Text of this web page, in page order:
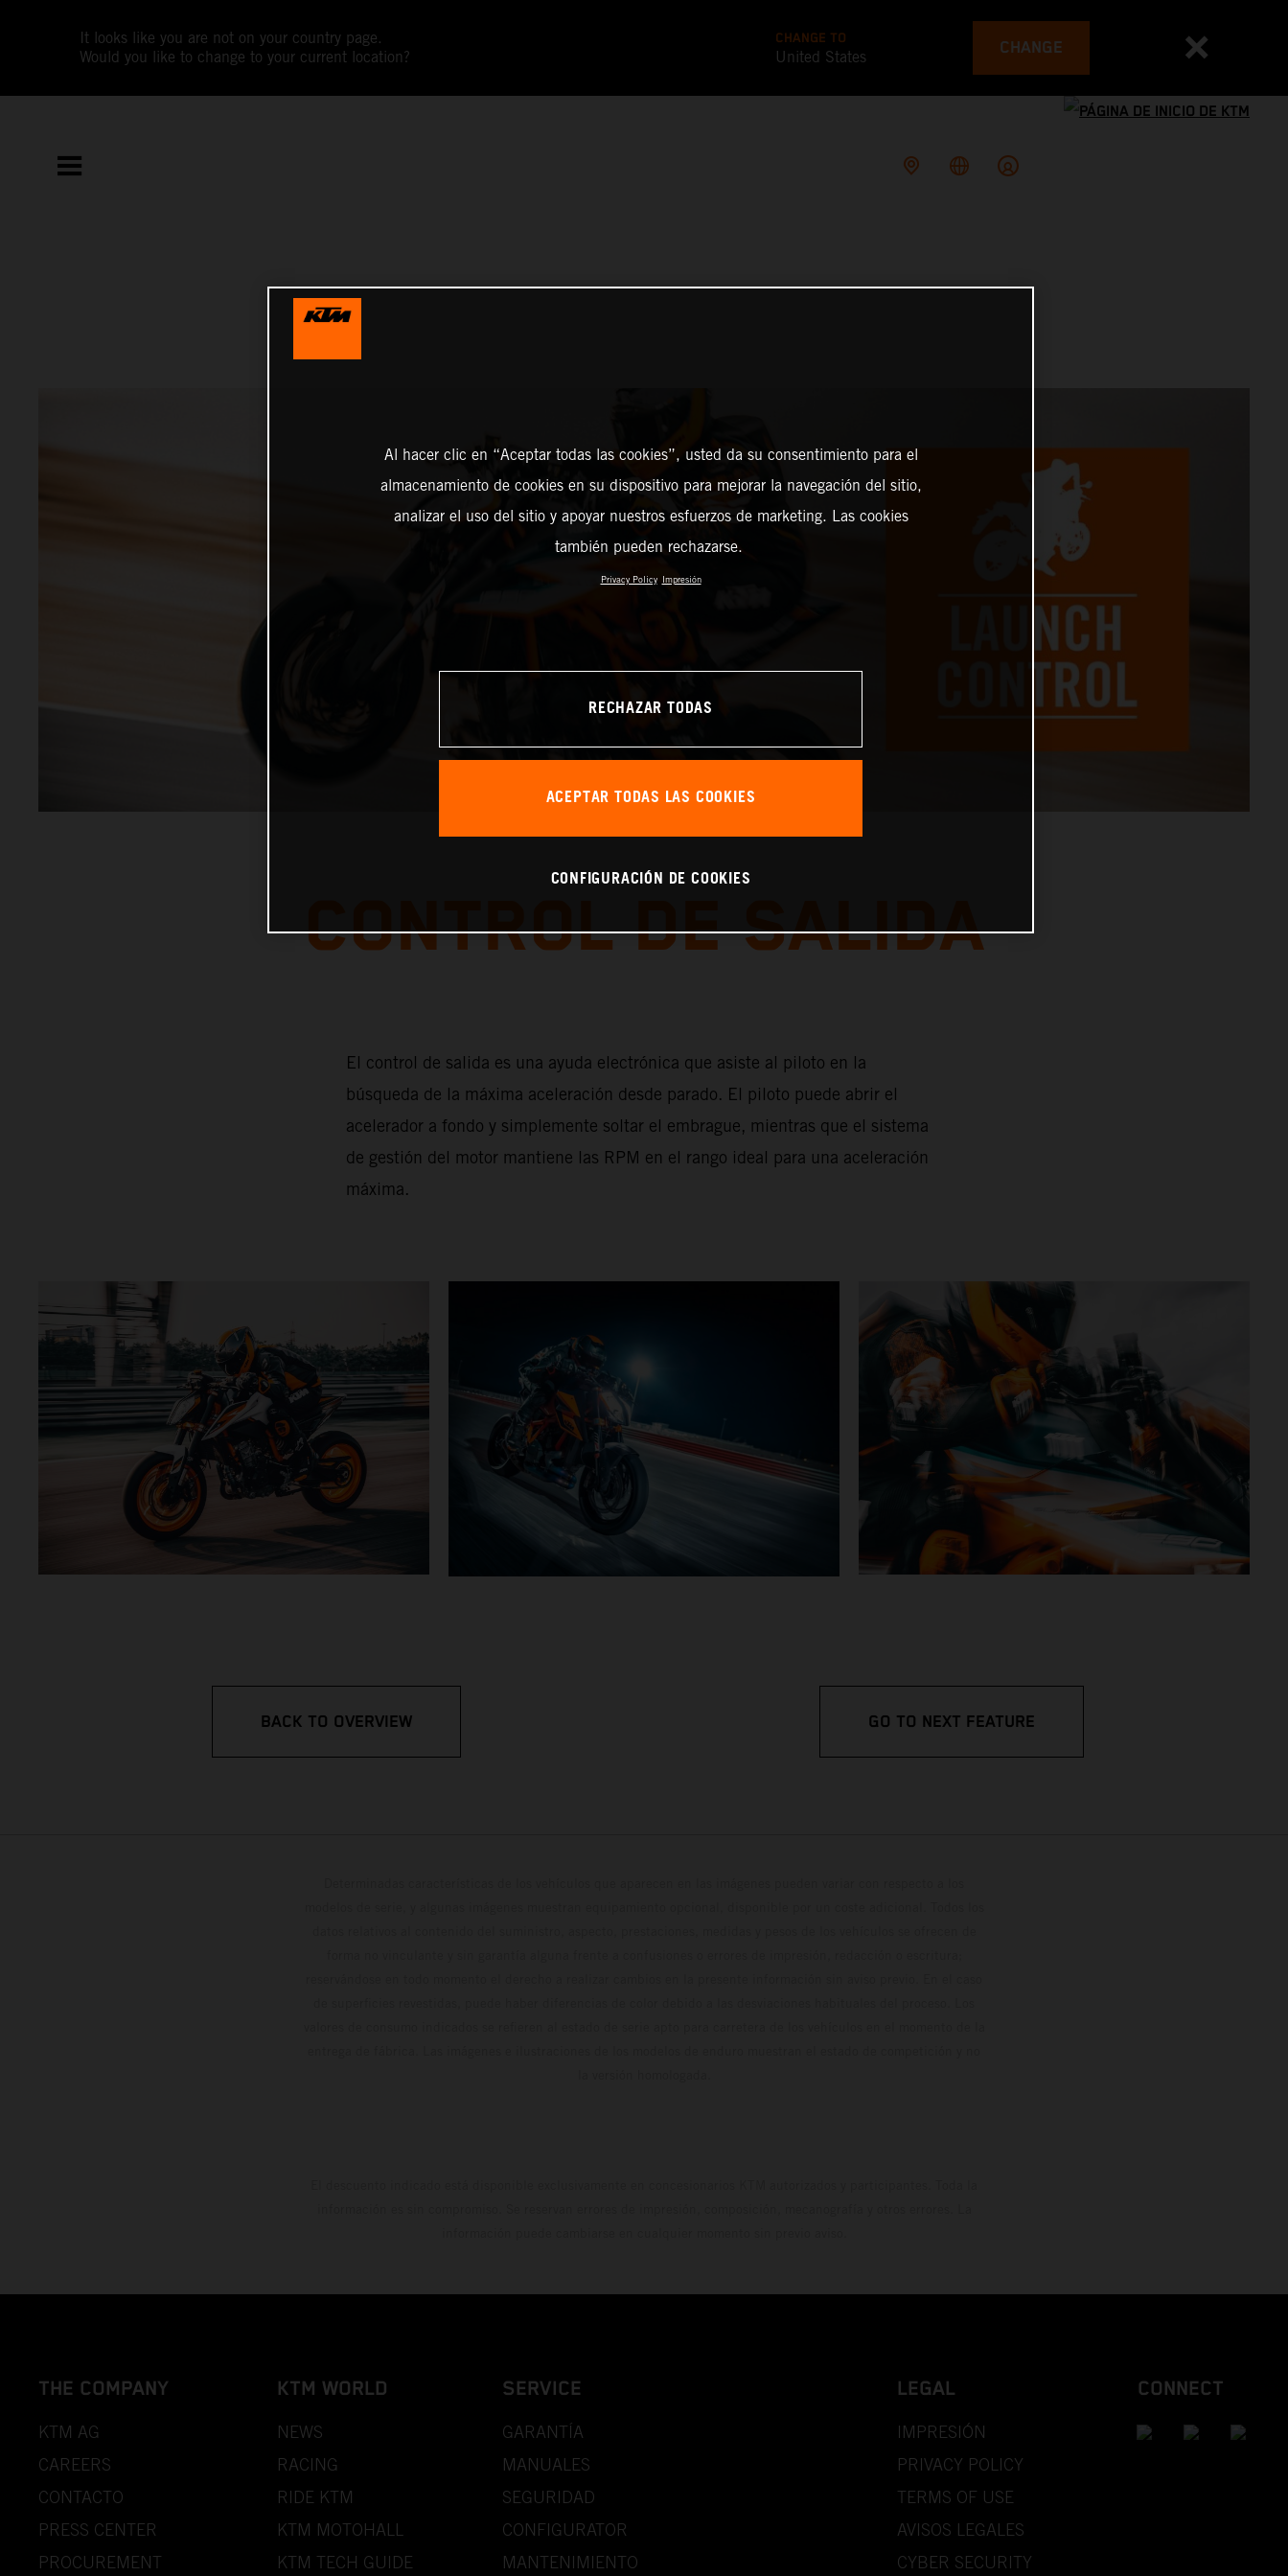
It looks like you are not on your country page.
Would you like to change to your current location?
CHANGE TO
United States CHANGE
CONTROL DE SALIDA
El control de salida es una ayuda electrónica que asiste al piloto en la
búsqueda de la máxima aceleración desde parado. El piloto puede abrir el
acelerador a fondo y simplemente soltar el embrague, mientras que el sistema
de gestión del motor mantiene las RPM en el rango ideal para una aceleración
máxima.
BACK TO OVERVIEW GO TO NEXT FEATURE
THE COMPANY
KTM AG
CAREERS
CONTACTO
PRESS CENTER
PROCUREMENT
KTM WORLD
NEWS
RACING
RIDE KTM
KTM MOTOHALL
KTM TECH GUIDE
SERVICE
GARANTÍA
MANUALES
SEGURIDAD
CONFIGURATOR
MANTENIMIENTO
LEGAL
IMPRESIÓN
PRIVACY POLICY
TERMS OF USE
AVISOS LEGALES
CYBER SECURITY
CONNECT
Al hacer clic en “Aceptar todas las cookies”, usted da su consentimiento para el
almacenamiento de cookies en su dispositivo para mejorar la navegación del sitio,
analizar el uso del sitio y apoyar nuestros esfuerzos de marketing. Las cookies
también pueden rechazarse.
Privacy Policy Impresión
RECHAZAR TODAS
ACEPTAR TODAS LAS COOKIES
CONFIGURACIÓN DE COOKIES